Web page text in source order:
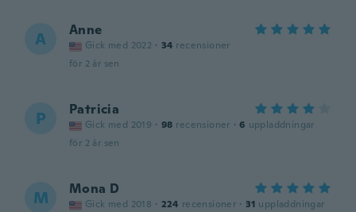
A Anne
Gick med 2022 · 34 recensioner
för 2 år sen
P Patricia
Gick med 2019 · 98 recensioner · 6 uppladdningar
för 2 år sen
M Mona D
Gick med 2018 · 224 recensioner · 31 uppladdningar